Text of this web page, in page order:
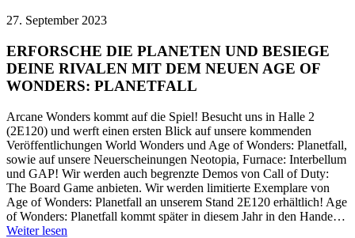
27. September 2023
ERFORSCHE DIE PLANETEN UND BESIEGE
DEINE RIVALEN MIT DEM NEUEN AGE OF
WONDERS: PLANETFALL
Arcane Wonders kommt auf die Spiel! Besucht uns in Halle 2
(2E120) und werft einen ersten Blick auf unsere kommenden
Veröffentlichungen World Wonders und Age of Wonders: Planetfall,
sowie auf unsere Neuerscheinungen Neotopia, Furnace: Interbellum
und GAP! Wir werden auch begrenzte Demos von Call of Duty:
The Board Game anbieten. Wir werden limitierte Exemplare von
Age of Wonders: Planetfall an unserem Stand 2E120 erhältlich! Age
of Wonders: Planetfall kommt später in diesem Jahr in den Hande…
Weiter lesen